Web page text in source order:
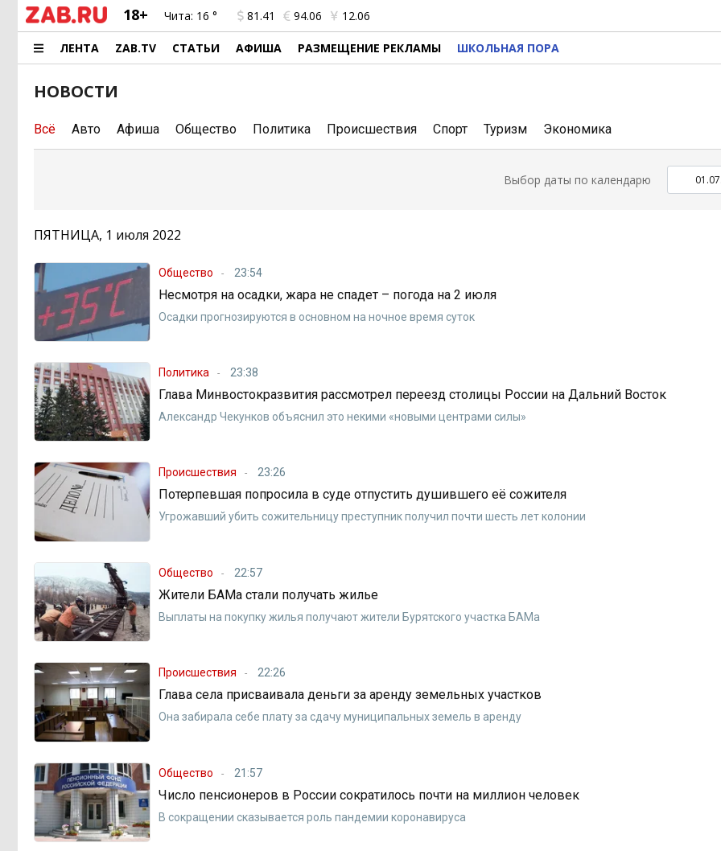
18+ Чита: 16 ° 81.41 94.06 12.06
ЛЕНТА ZAB.TV СТАТЬИ АФИША РАЗМЕЩЕНИЕ РЕКЛАМЫ ШКОЛЬНАЯ ПОРА
НОВОСТИ
Всё Авто Афиша Общество Политика Происшествия Спорт Туризм Экономика
Выбор даты по календарю
ПЯТНИЦА, 1 июля 2022
Общество 23:54
Несмотря на осадки, жара не спадет – погода на 2 июля
Осадки прогнозируются в основном на ночное время суток
Политика 23:38
Глава Минвостокразвития рассмотрел переезд столицы России на Дальний Восток
Александр Чекунков объяснил это некими «новыми центрами силы»
Происшествия 23:26
Потерпевшая попросила в суде отпустить душившего её сожителя
Угрожавший убить сожительницу преступник получил почти шесть лет колонии
Общество 22:57
Жители БАМа стали получать жилье
Выплаты на покупку жилья получают жители Бурятского участка БАМа
Происшествия 22:26
Глава села присваивала деньги за аренду земельных участков
Она забирала себе плату за сдачу муниципальных земель в аренду
Общество 21:57
Число пенсионеров в России сократилось почти на миллион человек
В сокращении сказывается роль пандемии коронавируса